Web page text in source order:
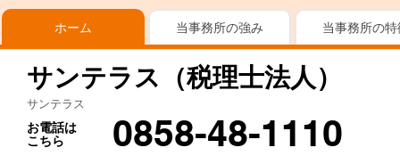
ホーム 当事務所の強み 当事務所の特
サンテラス（税理士法人）
サンテラス
お電話は
こちら
0858-48-1110